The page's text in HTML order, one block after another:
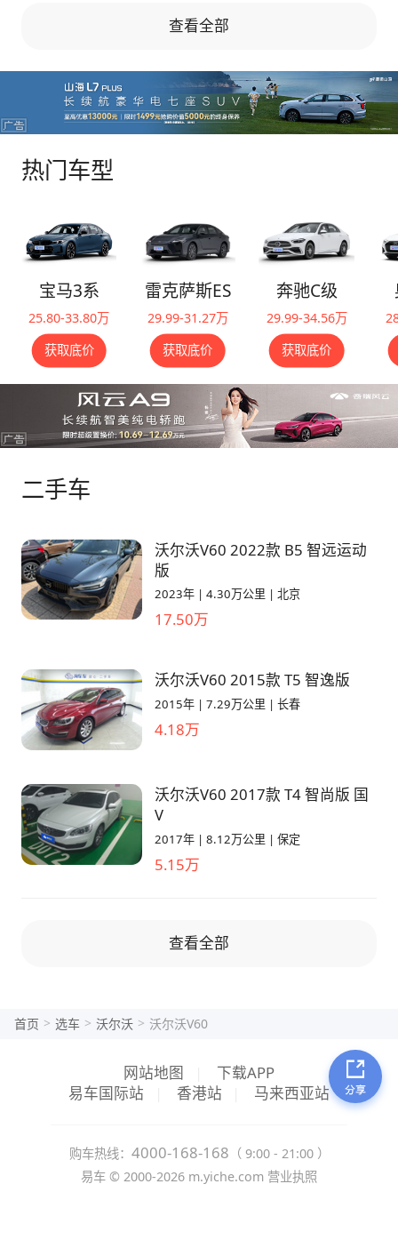
查看全部
热门车型
宝马3系
25.80-33.80万
获取底价
雷克萨斯ES
29.99-31.27万
获取底价
奔驰C级
29.99-34.56万
获取底价
二手车
沃尔沃V60 2022款 B5 智远运动
版
2023年 | 4.30万公里 | 北京
17.50万
沃尔沃V60 2015款 T5 智逸版
2015年 | 7.29万公里 | 长春
4.18万
沃尔沃V60 2017款 T4 智尚版 国
V
2017年 | 8.12万公里 | 保定
5.15万
查看全部
首页 > 选车 > 沃尔沃 > 沃尔沃V60
网站地图
下载APP
易车国际站
香港站 马来西亚站
购车热线： 4000-168-168 （ 9:00 - 21:00 ）
易车 © 2000-2026 m.yiche.com 营业执照